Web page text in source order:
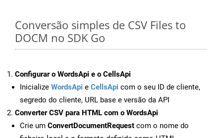
Conversão simples de CSV Files to
DOCM no SDK Go
Configurar o WordsApi e o CellsApi
Inicialize WordsApi e CellsApi com o seu ID de cliente,
segredo do cliente, URL base e versão da API
Converter CSV para HTML com o WordsApi
Crie um ConvertDocumentRequest com o nome do